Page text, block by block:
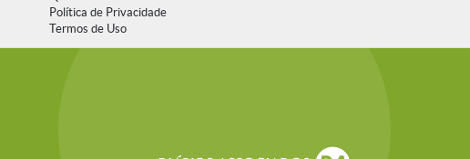
Política de Privacidade
Termos de Uso